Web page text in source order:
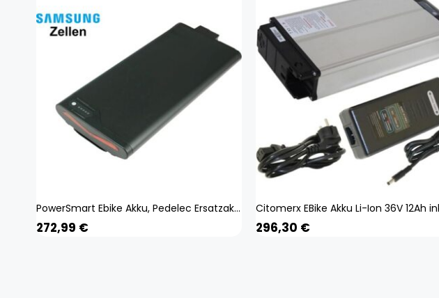
PowerSmart Ebike Akku, Pedelec Ersatzakku für 36V 10,5Ah 378Wh Samsung Zellen
272,99 € 296,30 €